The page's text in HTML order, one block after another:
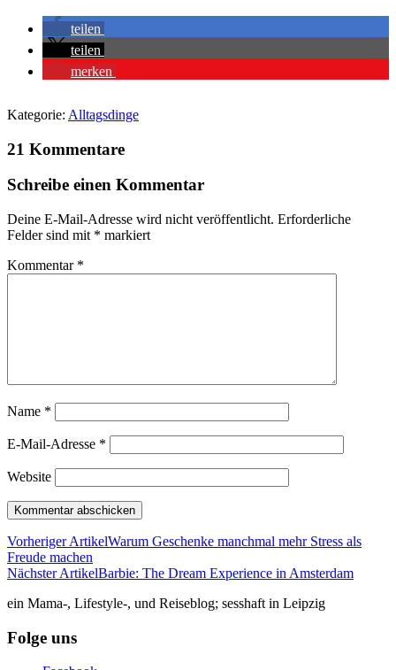
teilen
teilen
merken
Kategorie: Alltagsdinge
21 Kommentare
Schreibe einen Kommentar
Deine E-Mail-Adresse wird nicht veröffentlicht. Erforderliche
Felder sind mit * markiert
Kommentar *
Name *
E-Mail-Adresse *
Website
Vorheriger ArtikelWarum Geschenke manchmal mehr Stress als
Freude machen
Nächster ArtikelBarbie: The Dream Experience in Amsterdam
ein Mama-, Lifestyle-, und Reiseblog; sesshaft in Leipzig
Folge uns